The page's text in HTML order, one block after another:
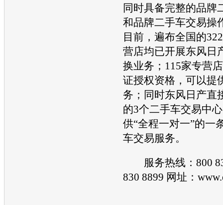
同时具备完整的品牌
和品牌二手车交易操
目前，遍布全国的
营店均已开展东风日
换业务；115家专营
证授权资格，可以提
务；同时东风日产直
的3个二手车交易中
供“全程一对一”的一
车交易服务。
服务热线：800
830 8899 网址：